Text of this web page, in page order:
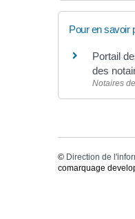
Pour en savoir
Portail
des
Notaires
© Direction de
comarquage